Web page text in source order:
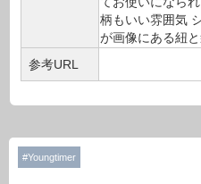
柄もいい雰囲気
が画像にある紐
参考URL
#Youngtimer